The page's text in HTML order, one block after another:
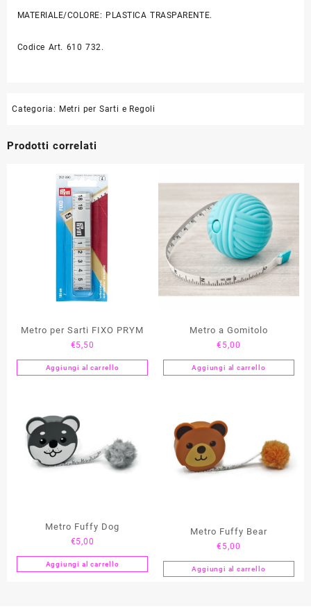
MATERIALE/COLORE: PLASTICA TRASPARENTE.
Codice Art. 610 732.
Categoria: Metri per Sarti e Regoli
Prodotti correlati
Metro per Sarti FIXO PRYM
€5,50
Aggiungi al carrello
Metro a Gomitolo
€ 5,00
Aggiungi al carrello
Metro Fuffy Dog
€5,00
Aggiungi al carrello
Metro Fuffy Bear
€ 5,00
Aggiungi al carrello